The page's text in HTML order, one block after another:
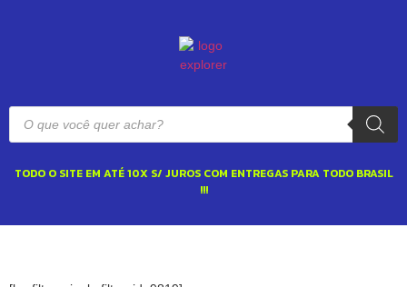
TODO O SITE EM ATÉ 10X S/ JUROS COM ENTREGAS PARA TODO BRASIL
!!!